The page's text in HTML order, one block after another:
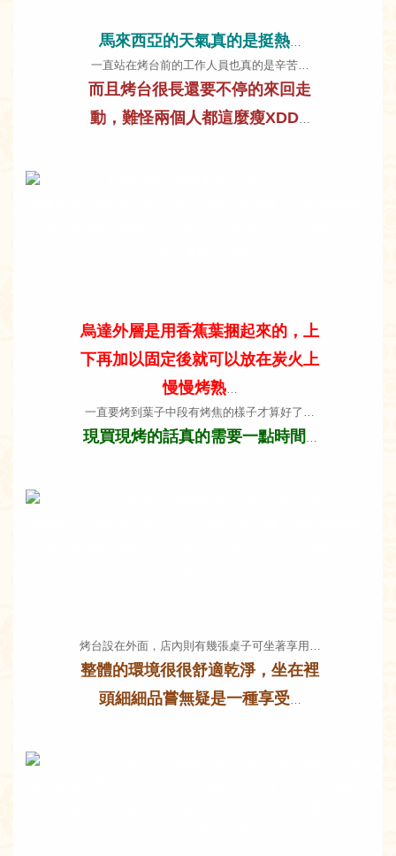
馬來西亞的天氣真的是挺熱…
一直站在烤台前的工作人員也真的是辛苦…
而且烤台很長還要不停的來回走
動，難怪兩個人都這麼瘦XDD…
烏達外層是用香蕉葉捆起來的，上
下再加以固定後就可以放在炭火上
慢慢烤熟…
一直要烤到葉子中段有烤焦的樣子才算好了…
現買現烤的話真的需要一點時間 …
烤台設在外面，店內則有幾張桌子可坐著享用…
整體的環境很很舒適乾淨，坐在裡
頭細細品嘗無疑是一種享受…